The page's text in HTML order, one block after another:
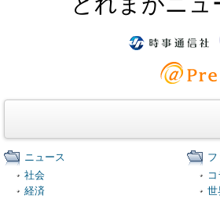
ニュース
社会
経済
フ
世